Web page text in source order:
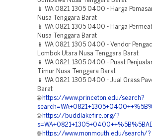
📱 WA 0821 1305 0400 - Harga
Nusa Tenggara Barat
📱 WA 0821 1305 0400 - Harga
Nusa Tenggara Barat
📱 WA 0821 1305 0400 - Vendor
Lombok Utara Nusa Tenggara Barat
📱 WA 0821 1305 0400 - Pusat
Timur Nusa Tenggara Barat
📱 WA 0821 1305 0400 - Jual Grass
Barat
🌐 https://www.princeton.edu/search?
🌐 https://buddlakefire.org/?
🌐 https://www.monmouth.edu/search/?